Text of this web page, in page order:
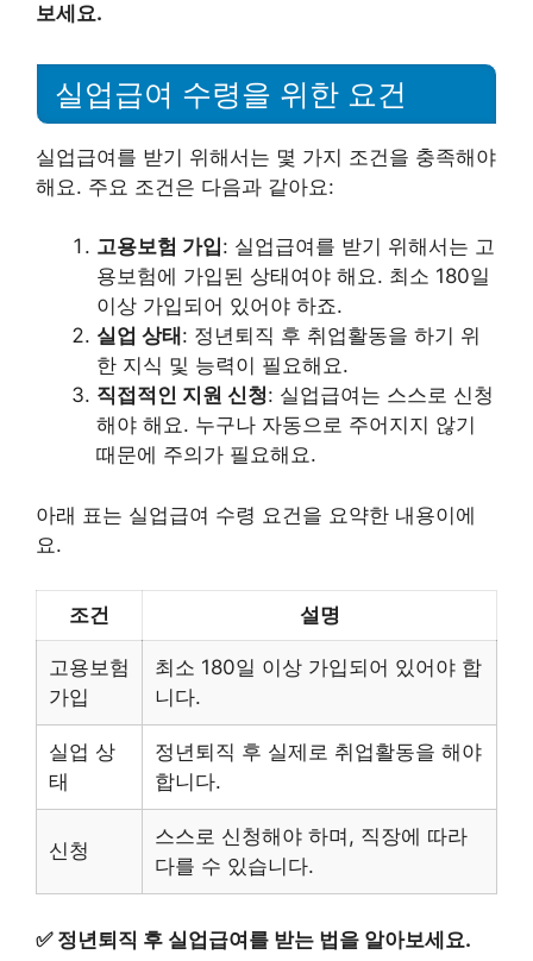
보세요.
실업급여 수령을 위한 요건
실업급여를 받기 위해서는 몇 가지 조건을 충족해야
해요. 주요 조건은 다음과 같아요:
고용보험 가입: 실업급여를 받기 위해서는 고
용보험에 가입된 상태여야 해요. 최소 180일
이상 가입되어 있어야 하죠.
실업 상태 : 정년퇴직 후 취업활동을 하기 위
한 지식 및 능력이 필요해요.
직접적인 지원 신청: 실업급여는 스스로 신청
해야 해요. 누구나 자동으로 주어지지 않기
때문에 주의가 필요해요.
아래 표는 실업급여 수령 요건을 요약한 내용이에
요.
조건 설명
고용보험
가입
최소 180일 이상 가입되어 있어야 합
니다.
실업 상
태
정년퇴직 후 실제로 취업활동을 해야
합니다.
신청
스스로 신청해야 하며, 직장에 따라
다를 수 있습니다.
✅ 정년퇴직 후 실업급여를 받는 법을 알아보세요.